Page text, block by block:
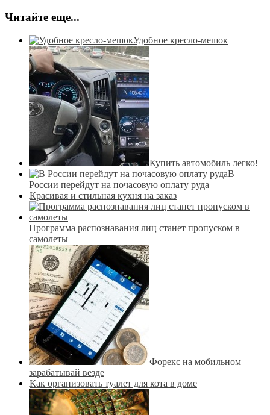
Читайте еще...
Удобное кресло-мешок
Купить автомобиль легко!
В
России перейдут на почасовую оплату руда
Красивая и стильная кухня на заказ
Программа распознавания лиц станет пропуском в
самолеты
Форекс на мобильном –
зарабатывай везде
Как организовать туалет для кота в доме